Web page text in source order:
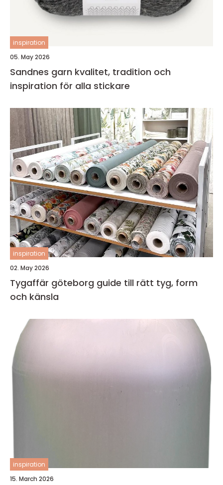
inspiration
05. May 2026
Sandnes garn kvalitet, tradition och
inspiration för alla stickare
inspiration
02. May 2026
Tygaffär göteborg guide till rätt tyg, form
och känsla
inspiration
15. March 2026